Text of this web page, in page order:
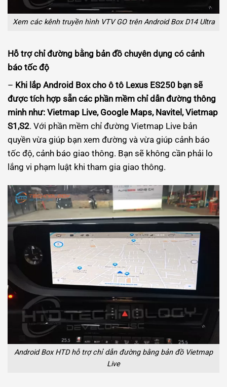
Xem các kênh truyền hình VTV GO trên Android Box D14 Ultra
Hỗ trợ chỉ đường bằng bản đồ chuyên dụng có cảnh
báo tốc độ
– Khi lắp Android Box cho ô tô Lexus ES250 bạn sẽ
được tích hợp sẵn các phần mềm chỉ dẫn đường thông
minh như: Vietmap Live, Google Maps, Navitel, Vietmap
S1,S2. Với phần mềm chỉ đường Vietmap Live bản
quyền vừa giúp bạn xem đường và vừa giúp cảnh báo
tốc độ, cảnh báo giao thông. Bạn sẽ không cần phải lo
lắng vi phạm luật khi tham gia giao thông.
Android Box HTD hỗ trợ chỉ dẫn đường bằng bản đồ Vietmap
Live